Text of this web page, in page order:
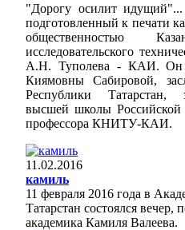
"Дорогу осилит идущий"...
подготовленный к печати
общественностью
исследовательского
А.Н. Туполева - КАИ. Он
Киямовны Сабировой,
Республики Татарстан,
высшей школы Российской
профессора КНИТУ-КАИ.
11.02.2016
камиль
11 февраля 2016 года в
Татарстан состоялся вечер,
академика Камиля Валеева.